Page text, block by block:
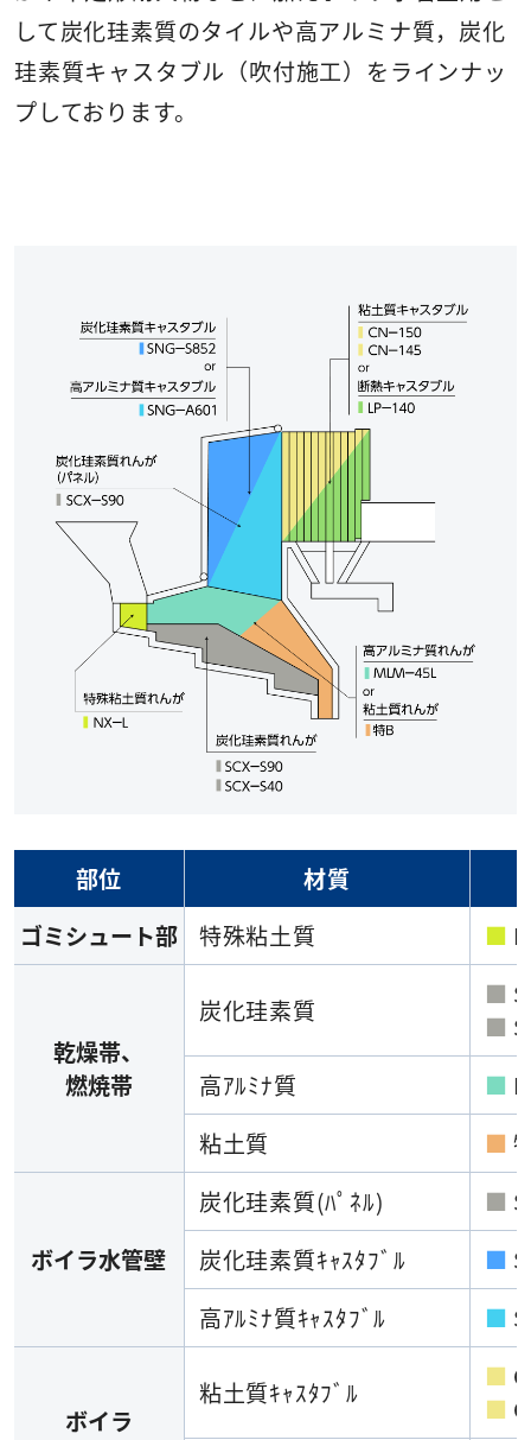
して炭化珪素質のタイルや高アルミナ質，炭化
珪素質キャスタブル（吹付施工）をラインナッ
プしております。
部位
材質
ゴミシュート部
特殊粘土質 ■
乾燥帯、
燃焼帯
炭化珪素質 ■
■
高ｱﾙﾐﾅ質
■
粘土質
■
ボイラ水管壁
炭化珪素質(ﾊﾟﾈﾙ) ■
炭化珪素質ｷｬｽﾀﾌﾞﾙ
■
高ｱﾙﾐﾅ質ｷｬｽﾀﾌﾞﾙ
■
ボイラ
粘土質ｷｬｽﾀﾌﾞﾙ ■
■